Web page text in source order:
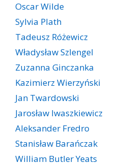
Oscar Wilde
Sylvia Plath
Tadeusz Różewicz
Władysław Szlengel
Zuzanna Ginczanka
Kazimierz Wierzyński
Jan Twardowski
Jarosław Iwaszkiewicz
Aleksander Fredro
Stanisław Barańczak
William Butler Yeats